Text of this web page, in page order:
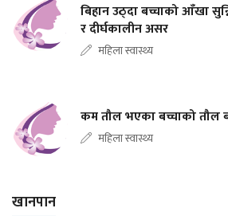
बिहान उठ्दा बच्चाको आँखा
र दीर्घकालीन असर
महिला स्वास्थ्य
कम तौल भएका बच्चाको तौल
महिला स्वास्थ्य
खानपान